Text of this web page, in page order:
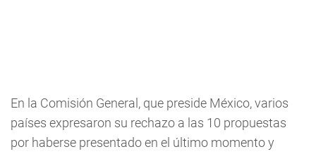
En la Comisión General, que preside México, varios
países expresaron su rechazo a las 10 propuestas
por haberse presentado en el último momento y